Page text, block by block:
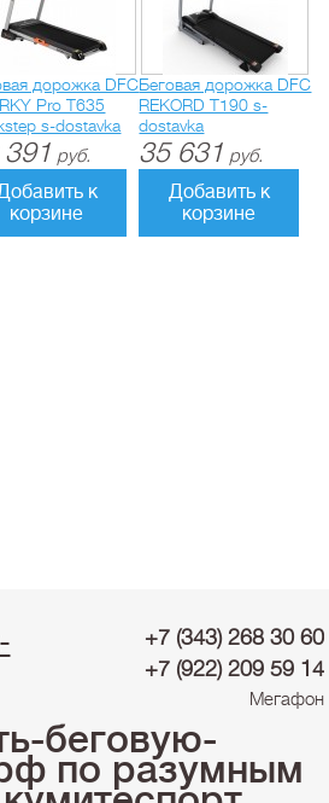
дорожка DFC
Pro T635
s-dostavka
руб.
к
корзине
Беговая дорожка DFC
REKORD T190 s-
dostavka
35 631 руб.
Добавить к
корзине
+7 (343) 268 30 60
+7 (922) 209 59 14
Мегафон
беговую-
по разумным